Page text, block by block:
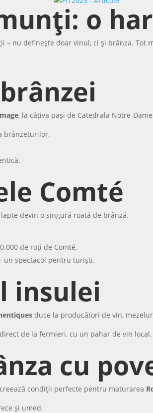
o
nu definește doar vinul, ci și brânza. Tot
, la câțiva pași de Catedrala Notre-
brânzeturilor.
Comté
devin o singură roată de brânză.
de roți de Comté.
un spectacol pentru turiști.
insulei
duce la producători de vin,
de la fermieri, cu un pahar de vin local.
cu
condiții perfecte pentru maturarea
și umed.